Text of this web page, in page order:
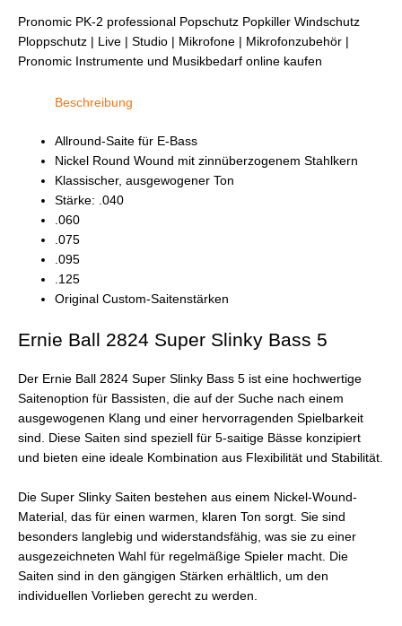
Pronomic PK-2 professional Popschutz Popkiller Windschutz
Ploppschutz | Live | Studio | Mikrofone | Mikrofonzubehör |
Pronomic Instrumente und Musikbedarf online kaufen
Beschreibung
Allround-Saite für E-Bass
Nickel Round Wound mit zinnüberzogenem Stahlkern
Klassischer, ausgewogener Ton
Stärke: .040
.060
.075
.095
.125
Original Custom-Saitenstärken
Ernie Ball 2824 Super Slinky Bass 5
Der Ernie Ball 2824 Super Slinky Bass 5 ist eine hochwertige
Saitenoption für Bassisten, die auf der Suche nach einem
ausgewogenen Klang und einer hervorragenden Spielbarkeit
sind. Diese Saiten sind speziell für 5-saitige Bässe konzipiert
und bieten eine ideale Kombination aus Flexibilität und Stabilität.
Die Super Slinky Saiten bestehen aus einem Nickel-Wound-
Material, das für einen warmen, klaren Ton sorgt. Sie sind
besonders langlebig und widerstandsfähig, was sie zu einer
ausgezeichneten Wahl für regelmäßige Spieler macht. Die
Saiten sind in den gängigen Stärken erhältlich, um den
individuellen Vorlieben gerecht zu werden.